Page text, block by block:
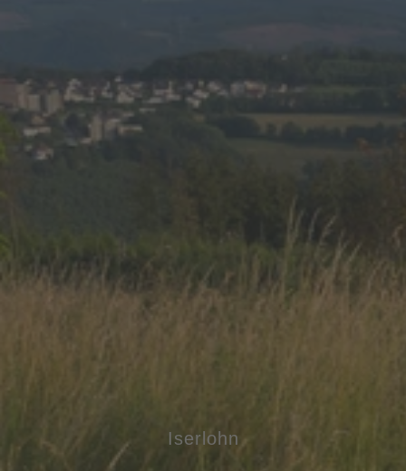
Iserlohn